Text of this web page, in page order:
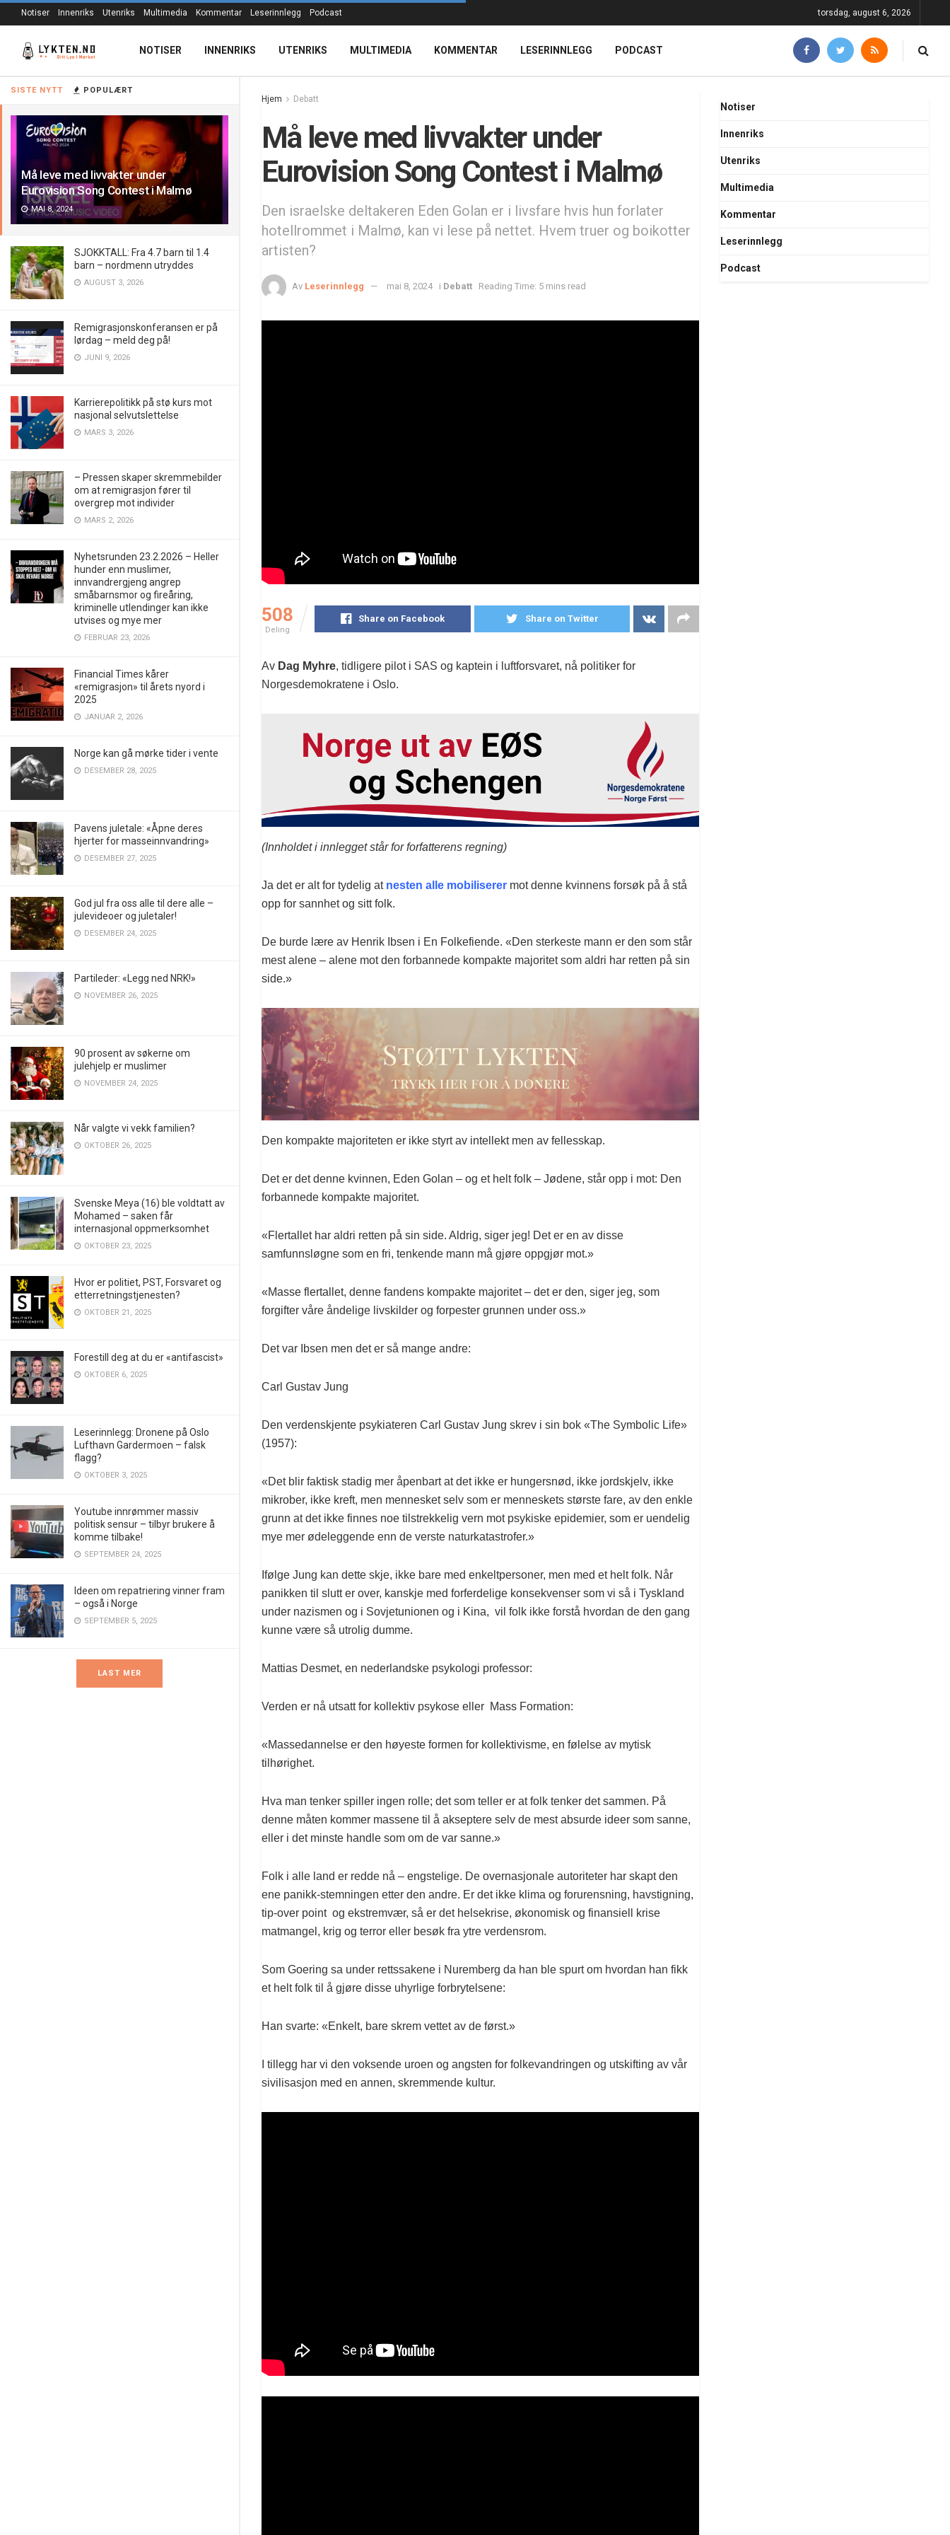
SISTE NYTT POPULÆRT
Må leve med livvakter under
Eurovision Song Contest i Malmø
MAI 8, 2024
SJOKKTALL: Fra 4.7 barn til 1.4
barn – nordmenn utryddes
AUGUST 3, 2026
Remigrasjonskonferansen er på
lørdag – meld deg på!
JUNI 9, 2026
Karrierepolitikk på stø kurs mot
nasjonal selvutslettelse
MARS 3, 2026
– Pressen skaper skremmebilder
om at remigrasjon fører til
overgrep mot individer
MARS 2, 2026
Nyhetsrunden 23.2.2026 – Heller
hunder enn muslimer,
innvandrergjeng angrep
småbarnsmor og fireåring,
kriminelle utlendinger kan ikke
utvises og mye mer
FEBRUAR 23, 2026
Financial Times kårer
«remigrasjon» til årets nyord i
2025
JANUAR 2, 2026
Norge kan gå mørke tider i vente
DESEMBER 28, 2025
Pavens juletale: «Åpne deres
hjerter for masseinnvandring»
DESEMBER 27, 2025
God jul fra oss alle til dere alle –
julevideoer og juletaler!
DESEMBER 24, 2025
Partileder: «Legg ned NRK!»
NOVEMBER 26, 2025
90 prosent av søkerne om
julehjelp er muslimer
NOVEMBER 24, 2025
Når valgte vi vekk familien?
OKTOBER 26, 2025
Svenske Meya (16) ble voldtatt av
Mohamed – saken får
internasjonal oppmerksomhet
OKTOBER 23, 2025
Hvor er politiet, PST, Forsvaret og
etterretningstjenesten?
OKTOBER 21, 2025
Forestill deg at du er «antifascist»
OKTOBER 6, 2025
Leserinnlegg: Dronene på Oslo
Lufthavn Gardermoen – falsk
flagg?
OKTOBER 3, 2025
Youtube innrømmer massiv
politisk sensur – tilbyr brukere å
komme tilbake!
SEPTEMBER 24, 2025
Ideen om repatriering vinner fram
– også i Norge
SEPTEMBER 5, 2025
LAST MER
Notiser Innenriks Utenriks Multimedia Kommentar Leserinnlegg Podcast torsdag, august 6, 2026
NOTISER INNENRIKS UTENRIKS MULTIMEDIA KOMMENTAR LESERINNLEGG PODCAST
Hjem Debatt
Må leve med livvakter under
Eurovision Song Contest i Malmø
Den israelske deltakeren Eden Golan er i livsfare hvis hun forlater
hotellrommet i Malmø, kan vi lese på nettet. Hvem truer og boikotter
artisten?
Av Leserinnlegg mai 8, 2024 i Debatt Reading Time: 5 mins read
508
Deling
Share on Facebook Share on Twitter
Av Dag Myhre, tidligere pilot i SAS og kaptein i luftforsvaret, nå politiker for
Norgesdemokratene i Oslo.
(Innholdet i innlegget står for forfatterens regning)
Ja det er alt for tydelig at nesten alle mobiliserer mot denne kvinnens forsøk på å stå
opp for sannhet og sitt folk.
De burde lære av Henrik Ibsen i En Folkefiende. «Den sterkeste mann er den som står
mest alene – alene mot den forbannede kompakte majoritet som aldri har retten på sin
side.»
Den kompakte majoriteten er ikke styrt av intellekt men av fellesskap.
Det er det denne kvinnen, Eden Golan – og et helt folk – Jødene, står opp i mot: Den
forbannede kompakte majoritet.
«Flertallet har aldri retten på sin side. Aldrig, siger jeg! Det er en av disse
samfunnsløgne som en fri, tenkende mann må gjøre oppgjør mot.»
«Masse flertallet, denne fandens kompakte majoritet – det er den, siger jeg, som
forgifter våre åndelige livskilder og forpester grunnen under oss.»
Det var Ibsen men det er så mange andre:
Carl Gustav Jung
Den verdenskjente psykiateren Carl Gustav Jung skrev i sin bok «The Symbolic Life»
(1957):
«Det blir faktisk stadig mer åpenbart at det ikke er hungersnød, ikke jordskjelv, ikke
mikrober, ikke kreft, men mennesket selv som er menneskets største fare, av den enkle
grunn at det ikke finnes noe tilstrekkelig vern mot psykiske epidemier, som er uendelig
mye mer ødeleggende enn de verste natur­katastrofer.»
Ifølge Jung kan dette skje, ikke bare med enkelt­personer, men med et helt folk. Når
panikken til slutt er over, kanskje med forferdelige konsekvenser som vi så i Tyskland
under nazismen og i Sovjet­unionen og i Kina, vil folk ikke forstå hvordan de den gang
kunne være så utrolig dumme.
Mattias Desmet, en nederlandske psykologi professor:
Verden er nå utsatt for kollektiv psykose eller Mass Formation:
«Massedannelse er den høyeste formen for kollektivisme, en følelse av mytisk
tilhørighet.
Hva man tenker spiller ingen rolle; det som teller er at folk tenker det sammen. På
denne måten kommer massene til å akseptere selv de mest absurde ideer som sanne,
eller i det minste handle som om de var sanne.»
Folk i alle land er redde nå – engstelige. De overnasjonale autoriteter har skapt den
ene panikk-stemningen etter den andre. Er det ikke klima og forurensning, havstigning,
tip-over point og ekstremvær, så er det helsekrise, økonomisk og finansiell krise
matmangel, krig og terror eller besøk fra ytre verdensrom.
Som Goering sa under rettssakene i Nuremberg da han ble spurt om hvordan han fikk
et helt folk til å gjøre disse uhyrlige forbrytelsene:
Han svarte: «Enkelt, bare skrem vettet av de først.»
I tillegg har vi den voksende uroen og angsten for folkevandringen og utskifting av vår
sivilisasjon med en annen, skremmende kultur.
Notiser
Innenriks
Utenriks
Multimedia
Kommentar
Leserinnlegg
Podcast